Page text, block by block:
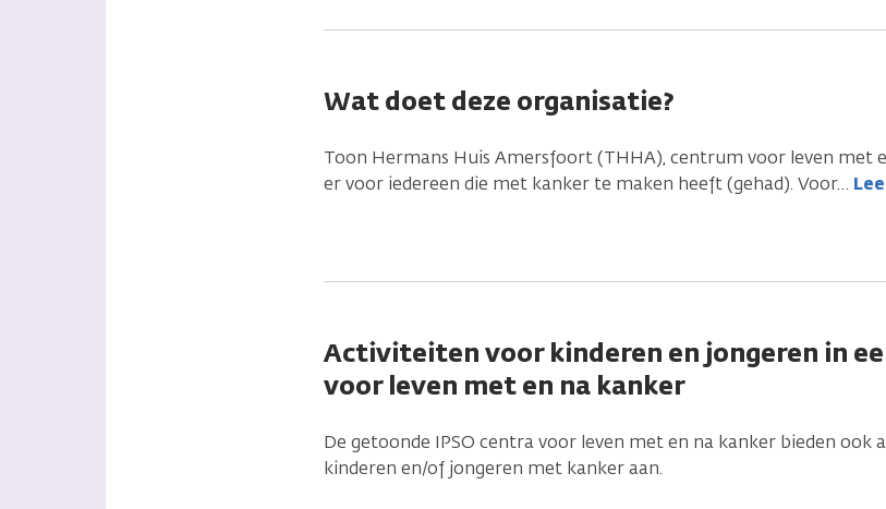
Wat doet deze organisatie?
Toon Hermans Huis Amersfoort (THHA), centrum voor leven met
er voor iedereen die met kanker te maken heeft (gehad). Voor…
Activiteiten voor kinderen en jongeren in
voor leven met en na kanker
De getoonde IPSO centra voor leven met en na kanker bieden ook
kinderen en/of jongeren met kanker aan.